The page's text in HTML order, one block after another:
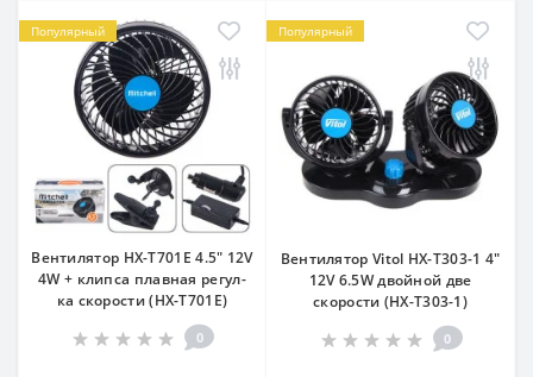
Популярный
Вентилятор HX-T701E 4.5" 12V
4W + клипса плавная регул-
ка скорости (HX-T701E)
0
Популярный
Вентилятор Vitol HX-T303-1 4"
12V 6.5W двойной две
скорости (HX-T303-1)
0